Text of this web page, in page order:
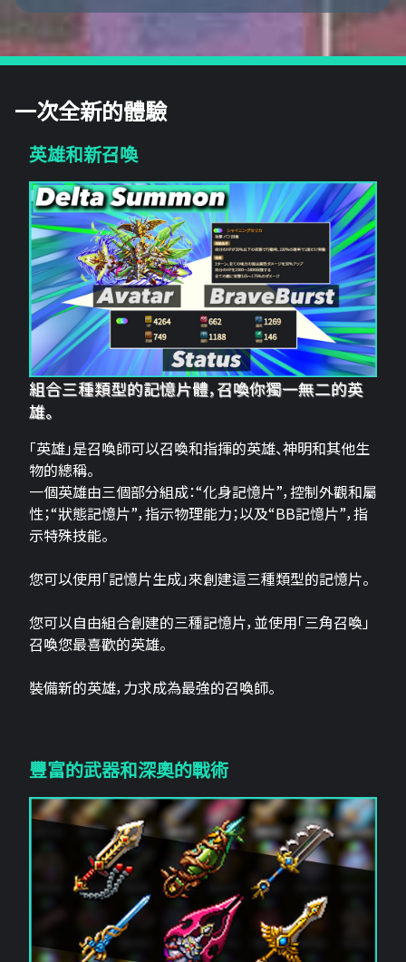
一次全新的體驗
英雄和新召喚
組合三種類型的記憶片體，召喚你獨一無二的英
雄。
「英雄」是召喚師可以召喚和指揮的英雄、神明和其他生
物的總稱。
一個英雄由三個部分組成：“化身記憶片”，控制外觀和屬
性；“狀態記憶片”，指示物理能力；以及“BB記憶片”，指
示特殊技能。
您可以使用「記憶片生成」來創建這三​​種類型的記憶片。
您可以自由組合創建的三種記憶片，並使用「三角召喚」
召喚您最喜歡的英雄。
裝備新的英雄，力求成為最強的召喚師。
豐富的武器和深奧的戰術